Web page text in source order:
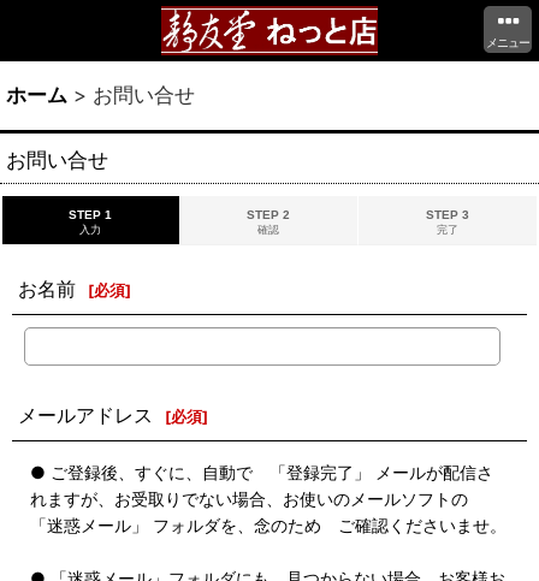
メニュー
ホーム > お問い合せ
お問い合せ
STEP 1
入力
STEP 2
確認
STEP 3
完了
お名前 [必須]
メールアドレス [必須]
● ご登録後、すぐに、自動で 「登録完了」 メールが配信さ
れますが、お受取りでない場合、お使いのメールソフトの
「迷惑メール」 フォルダを、念のため ご確認くださいませ。